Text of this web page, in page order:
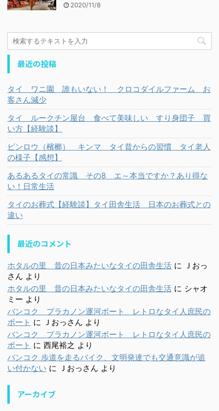
2020/11/8
最近の投稿
タイ ワニ園 誰もいない！ クロコダイルファーム お
客さん減少
タイ ルークチン屋台 食べて美味しい すり身団子 買
い方【経験談】
ビンロウ（檳榔） キンマ タイ昔からの習慣 タイ老人
の様子【感想】
あるあるタイの常識 その8 エ～本当ですか？あり得な
い！日常生活
タイのお葬式【経験談】タイ田舎生活 日本のお葬式との
違い
最近のコメント
ホタルの里 昔の日本みたいなタイの田舎生活 に Ｊおっ
さん より
ホタルの里 昔の日本みたいなタイの田舎生活 に シャオ
ミー より
バンコク プラカノン運河ボート レトロなタイ人庶民の
ボート に Ｊおっさん より
バンコク プラカノン運河ボート レトロなタイ人庶民の
ボート に 西尾裕之 より
バンコク 歩道を走るバイク、文明発達でも交通意識が追
い付かない に Ｊおっさん より
アーカイブ